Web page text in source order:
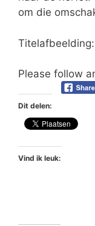
om die
Titelafbeelding:
Please follow
Dit delen:
Vind ik leuk: